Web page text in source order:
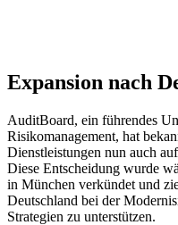
Expansion nach
AuditBoard, ein führendes
Risikomanagement, hat
Dienstleistungen nun auch
Diese Entscheidung wurde
in München verkündet und
Deutschland bei der
Strategien zu unterstützen.